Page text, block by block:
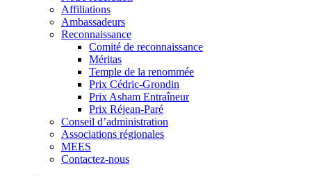
Affiliations
Ambassadeurs
Reconnaissance
Comité de reconnaissance
Méritas
Temple de la renommée
Prix Cédric-Grondin
Prix Asham Entraîneur
Prix Réjean-Paré
Conseil d’administration
Associations régionales
MEES
Contactez-nous